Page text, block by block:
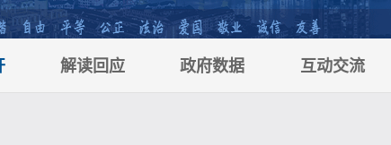
解读回应 政府数据 互动交流